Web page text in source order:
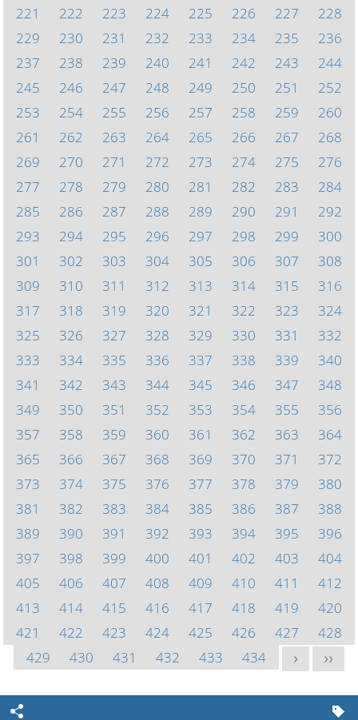
221 222 223 224 225 226 227
228
229
230 231 232 233 234 235
236
237
238 239 240 241 242 243
244
245
246 247 248 249 250 251
252
253
254 255 256 257 258 259
260
261
262 263 264 265 266 267
268
269
270 271 272 273 274 275
276
277
278 279 280 281 282 283
284
285
286 287 288 289 290 291
292
293
294 295 296 297 298 299
300
301
302 303 304 305 306 307
308
309
310 311 312 313 314 315
316
317
318 319 320 321 322 323
324
325
326 327 328 329 330 331
332
333
334 335 336 337 338 339
340
341
342 343 344 345 346 347
348
349
350 351 352 353 354 355
356
357
358 359 360 361 362 363
364
365
366 367 368 369 370 371
372
373
374 375 376 377 378 379
380
381
382 383 384 385 386 387
388
389
390 391 392 393 394 395
396
397
398 399 400 401 402 403
404
405
406 407 408 409 410 411
412
413
414 415 416 417 418 419
420
421
422 423 424 425 426 427
428
429
430 431 432 433 434 > >>